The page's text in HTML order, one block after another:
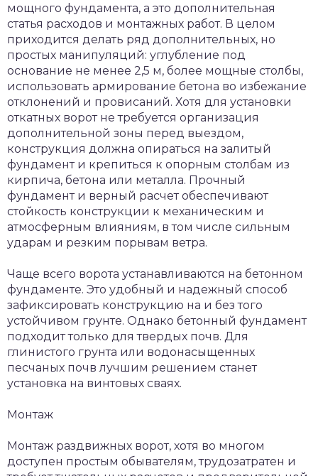
мощного фундамента, а это дополнительная
статья расходов и монтажных работ. В целом
приходится делать ряд дополнительных, но
простых манипуляций: углубление под
основание не менее 2,5 м, более мощные столбы,
использовать армирование бетона во избежание
отклонений и провисаний. Хотя для установки
откатных ворот не требуется организация
дополнительной зоны перед выездом,
конструкция должна опираться на залитый
фундамент и крепиться к опорным столбам из
кирпича, бетона или металла. Прочный
фундамент и верный расчет обеспечивают
стойкость конструкции к механическим и
атмосферным влияниям, в том числе сильным
ударам и резким порывам ветра.
Чаще всего ворота устанавливаются на бетонном
фундаменте. Это удобный и надежный способ
зафиксировать конструкцию на и без того
устойчивом грунте. Однако бетонный фундамент
подходит только для твердых почв. Для
глинистого грунта или водонасыщенных
песчаных почв лучшим решением станет
установка на винтовых сваях.
Монтаж
Монтаж раздвижных ворот, хотя во многом
доступен простым обывателям, трудозатратен и